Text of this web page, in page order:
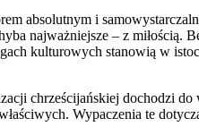
absolutnym i
najważniejsze – z miłością.
kulturowych stanowią w
chrześcijańskiej dochodzi do
Wypaczenia te